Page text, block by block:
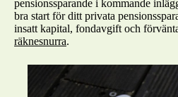
pensionssparande i kommande
bra start för ditt privata
insatt kapital, fondavgift och
räknesnurra.